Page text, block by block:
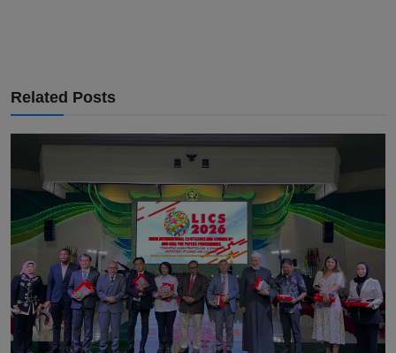
Related Posts